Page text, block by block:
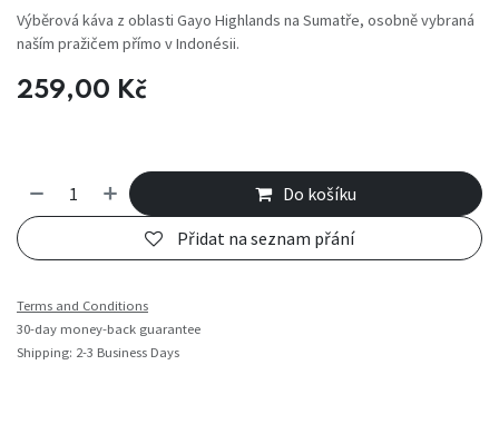
Výběrová káva z oblasti Gayo Highlands na Sumatře, osobně vybraná
naším pražičem přímo v Indonésii.
259,00 Kč
Do košíku
Přidat na seznam přání
Terms and Conditions
30-day money-back guarantee
Shipping: 2-3 Business Days